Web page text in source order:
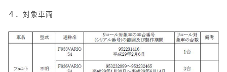
４．対象車両